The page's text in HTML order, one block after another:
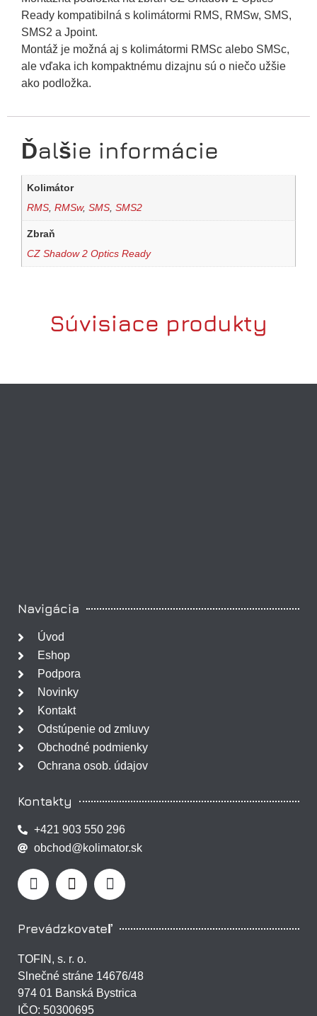
Ready kompatibilná s kolimátormi RMS, RMSw, SMS,
SMS2 a Jpoint.
Montáž je možná aj s kolimátormi RMSc alebo SMSc,
ale vďaka ich kompaktnému dizajnu sú o niečo užšie
ako podložka.
Ďalšie informácie
Kolimátor
RMS ,RMSw,SMS ,SMS2
Zbraň
CZ Shadow 2 Optics Ready
Súvisiace produkty
Navigácia
Úvod
Eshop
Podpora
Novinky
Kontakt
Odstúpenie od zmluvy
Obchodné podmienky
Ochrana osob. údajov
Kontakty
+421 903 550 296
obchod@kolimator.sk
Prevádzkovateľ
TOFIN, s. r. o.
Slnečné stráne 14676/48
974 01 Banská Bystrica
IČO: 50300695